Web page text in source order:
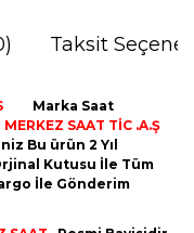
Taksit
Marka Saat
MERKEZ SAAT TİC .A.Ş
Bu ürün 2 Yıl
Kutusu İle Tüm
İle Gönderim